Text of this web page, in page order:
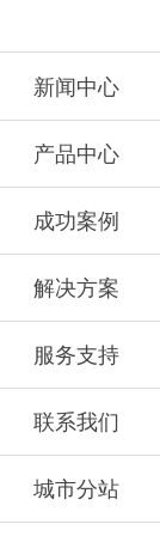
新闻中心
产品中心
成功案例
解决方案
服务支持
联系我们
城市分站